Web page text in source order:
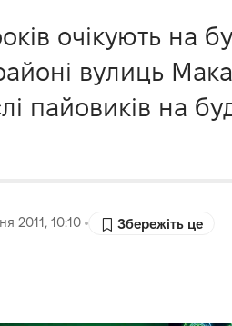
очікують на
вулиць
пайовиків на
2011, 10:10